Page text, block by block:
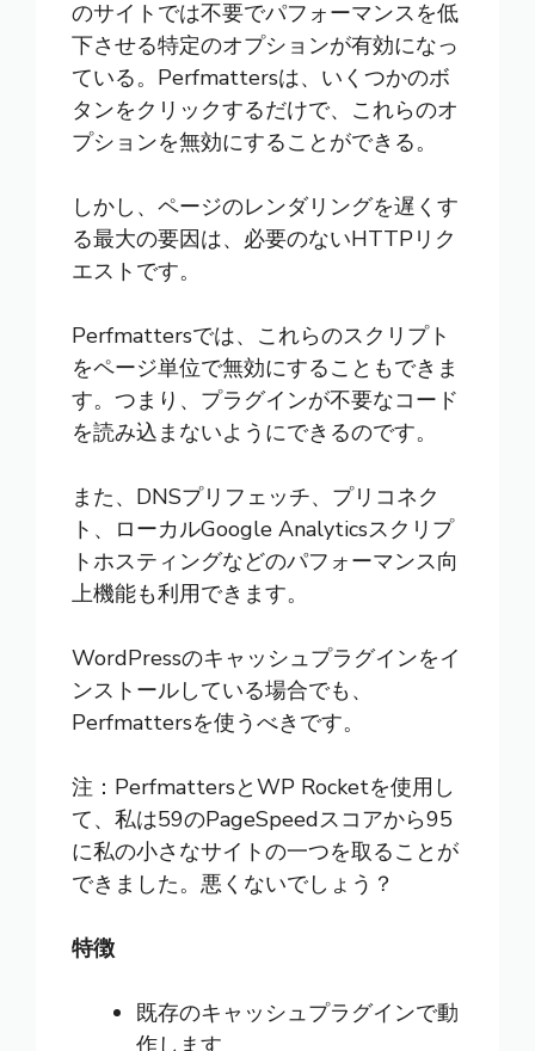
のサイトでは不要でパフォーマンスを低
下させる特定のオプションが有効になっ
ている。Perfmattersは、いくつかのボ
タンをクリックするだけで、これらのオ
プションを無効にすることができる。
しかし、ページのレンダリングを遅くす
る最大の要因は、必要のないHTTPリク
エストです。
Perfmattersでは、これらのスクリプト
をページ単位で無効にすることもできま
す。つまり、プラグインが不要なコード
を読み込まないようにできるのです。
また、DNSプリフェッチ、プリコネク
ト、ローカルGoogle Analyticsスクリプ
トホスティングなどのパフォーマンス向
上機能も利用できます。
WordPressのキャッシュプラグインをイ
ンストールしている場合でも、
Perfmattersを使うべきです。
注：PerfmattersとWP Rocketを使用し
て、私は59のPageSpeedスコアから95
に私の小さなサイトの一つを取ることが
できました。悪くないでしょう？
特徴
既存のキャッシュプラグインで動
作します